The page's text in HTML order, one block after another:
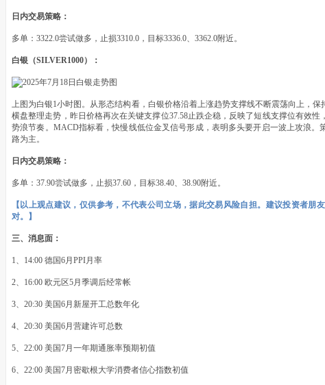
日内交易策略：
多单：3322.0尝试做多，止损3310.0，目标3336.0、3362.0附近。
白银（SILVER1000）：
上图为白银1小时图。从形态结构看，白银价格沿着上涨趋势支撑线不断震荡向上，
横盘整理走势，昨日价格再次在关键支撑位37.58止跌企稳，反映了短线支撑位有效
势浪节奏。MACD指标看，快慢线低位金叉信号形成，表明多头要开启一波上攻浪。
路为主。
日内交易策略：
多单：37.90尝试做多，止损37.60，目标38.40、38.90附近。
【以上观点建议，仅供参考，不代表公司立场，据此交易风险自担。建议投资者朋
对。】
三、消息面：
1、14:00 德国6月PPI月率
2、16:00 欧元区5月季调后经常帐
3、20:30 美国6月新屋开工总数年化
4、20:30 美国6月营建许可总数
5、22:00 美国7月一年期通胀率预期初值
6、22:00 美国7月密歇根大学消费者信心指数初值